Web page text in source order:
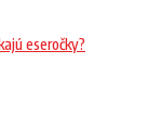
eseročky?